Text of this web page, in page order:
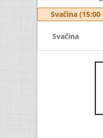
Svačina (15:00
Svačina